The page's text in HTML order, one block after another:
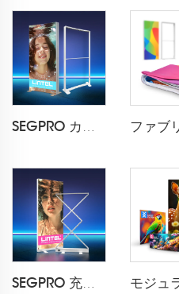
SEGPRO カーブドファブリックライトボックスLT-PLF120 1000*2000mm
SEGPRO 充電式収納可能なライトボックス LT-ALF85ZC